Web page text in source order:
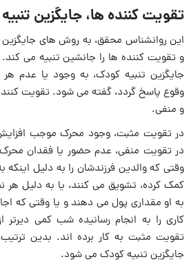
تقویت کننده ها، جایگزین
این روانشناس محقق، به روش های جایگزین
و تقویت کننده ‏ها را جانشین تنبیه می
جایگزین تنبیه کودک، به ‏وجود یا عدم
وقوع پاسخ گردد، گفته مى شود. تقویت
و منفى.
در تقویت مثبت، وجود محرک موجب
در تقویت منفى، عدم حضور یا فقدان
وقتی که والدین ‏فرزندشان را به دلیل
به او مقدارى پول می دهند و یا وقتی که‏
کاری را به انجام رسانیده شب کمی دیرتر
تقویت مثبت ‏به کار برده ‏اند. بدین
جایگزین تنبیه کودک می شود.